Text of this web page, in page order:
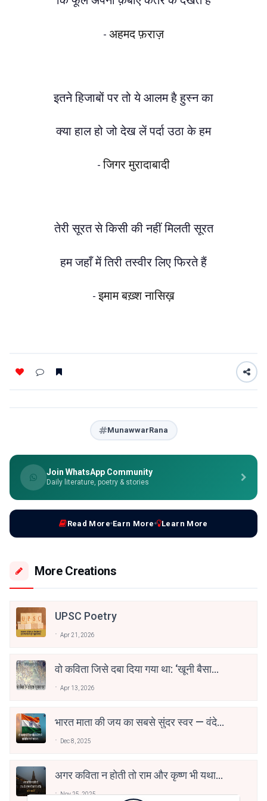
- अहमद फ़राज़
इतने हिजाबों पर तो ये आलम है हुस्न का
क्या हाल हो जो देख लें पर्दा उठा के हम
-जिगर मुरादाबादी
तेरी सूरत से किसी की नहीं मिलती सूरत
हम जहाँ में तिरी तस्वीर लिए फिरते हैं
-इमाम बख़्श नासिख़
MunawwarRana
Join WhatsApp Community
Daily literature, poetry & stories
Read More Earn More Learn More
More Creations
UPSC Poetry
Apr 21, 2026
वो कविता जिसे दबा दिया गया था: ‘खूनी बैसाखी’
Apr 13, 2026
भारत माता की जय का सबसे सुंदर स्वर — वंदे
Dec 8, 2025
अगर कविता न होती तो राम और कृष्ण भी यथार्थ
Nov 25, 2025